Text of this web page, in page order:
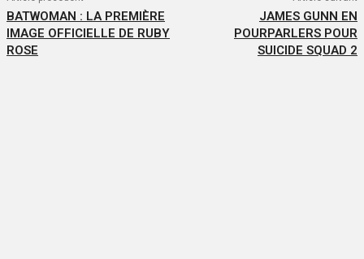
BATWOMAN : LA PREMIÈRE
IMAGE OFFICIELLE DE RUBY
ROSE
JAMES GUNN EN
POURPARLERS POUR
SUICIDE SQUAD 2